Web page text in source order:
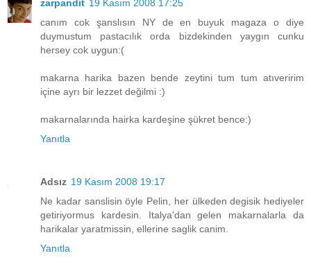
zarpandit 19 Kasım 2008 17:25
canım cok şanslısın NY de en buyuk magaza o diye
duymustum pastacılık orda bizdekinden yaygın cunku
hersey cok uygun:(
makarna harika bazen bende zeytini tum tum atıveririm
içine ayrı bir lezzet değilmi :)
makarnalarında hairka kardeşine şükret bence:)
Yanıtla
Adsız 19 Kasım 2008 19:17
Ne kadar sanslisin öyle Pelin, her ülkeden degisik hediyeler
getiriyormus kardesin. Italya'dan gelen makarnalarla da
harikalar yaratmissin, ellerine saglik canim.
Yanıtla